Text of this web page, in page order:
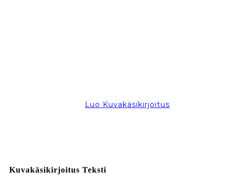
Luo Kuvakäsikirjoitus
Kuvakäsikirjoitus Teksti